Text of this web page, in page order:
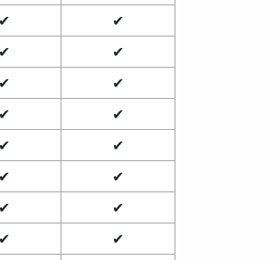
✔
✔
✔
✔
✔
✔
✔
✔
✔
✔
✔
✔
✔
✔
✔
✔